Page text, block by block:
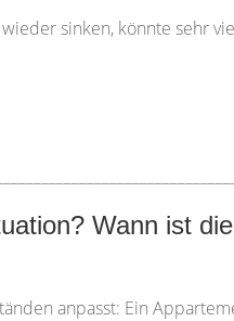
sinken, könnte sehr
Wann ist
anpasst: Ein